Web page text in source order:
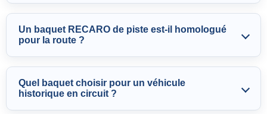
Un baquet RECARO de piste est-il homologué
pour la route ?
Quel baquet choisir pour un véhicule
historique en circuit ?